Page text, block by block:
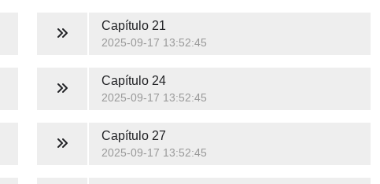
Capítulo 21
2025-09-17 13:52:45
Capítulo 24
2025-09-17 13:52:45
Capítulo 27
2025-09-17 13:52:45